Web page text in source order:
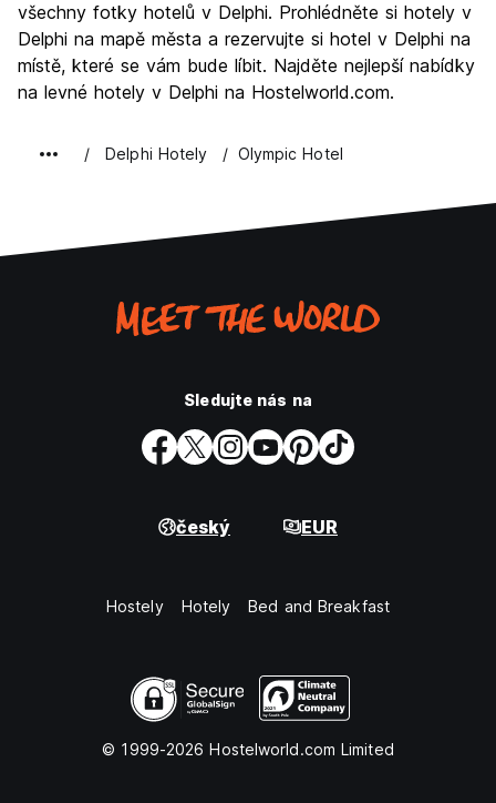
Noční život
5.5
Hodnota za peníze
8.8
všechny fotky hotelů v Delphi. Prohlédněte si hotely v
Delphi na mapě města a rezervujte si hotel v Delphi na
místě, které se vám bude líbit. Najděte nejlepší nabídky
na levné hotely v Delphi na Hostelworld.com.
Delphi Hotely Olympic Hotel
Sledujte nás na
český EUR
Hostely Hotely Bed and Breakfast
© 1999-2026 Hostelworld.com Limited